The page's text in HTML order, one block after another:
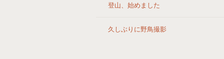
登山、始めました
久しぶりに野鳥撮影